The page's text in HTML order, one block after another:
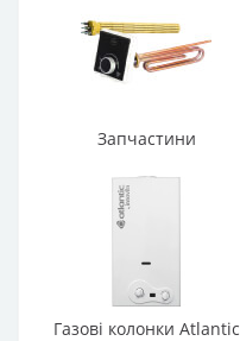
Запчастини
Газові колонки Atlantic